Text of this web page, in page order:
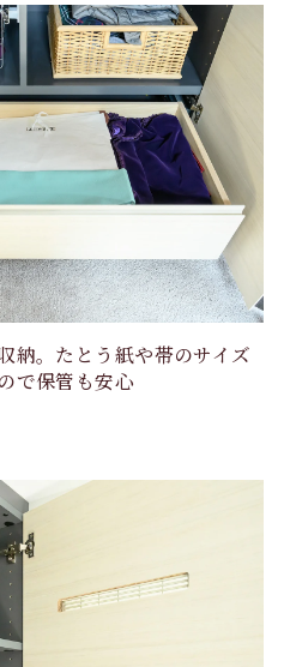
納。たとう紙や帯のサイズ
で保管も安心